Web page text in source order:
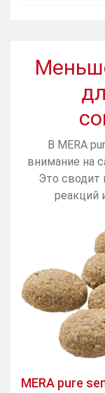
В MERA
внимание на
Это сводит
реакций
MERA pure